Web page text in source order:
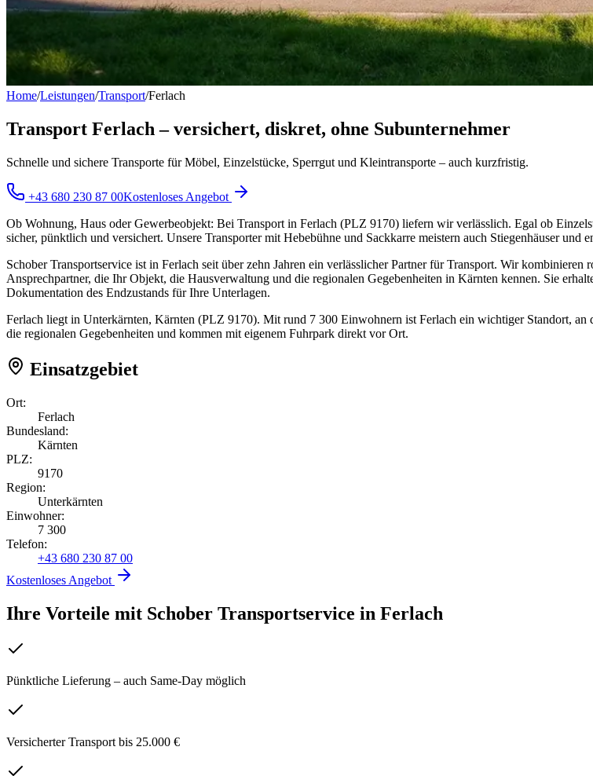
Home/Leistungen/Transport/Ferlach
Transport Ferlach – versichert, diskret, ohne Subunternehmer
Schnelle und sichere Transporte für Möbel, Einzelstücke, Sperrgut und Kleintransporte – auch kurzfristig.
+43 680 230 87 00Kostenloses Angebot
Ob Wohnung, Haus oder Gewerbeobjekt: Bei Transport in Ferlach (PLZ 9170) liefern wir verlässlich. Egal ob
sicher, pünktlich und versichert. Unsere Transporter mit Hebebühne und Sackkarre meistern auch Stiegenhäuser
Schober Transportservice ist in Ferlach seit über zehn Jahren ein verlässlicher Partner für Transport. Wir
Ansprechpartner, die Ihr Objekt, die Hausverwaltung und die regionalen Gegebenheiten in Kärnten kennen. Sie
Dokumentation des Endzustands für Ihre Unterlagen.
Ferlach liegt in Unterkärnten, Kärnten (PLZ 9170). Mit rund 7 300 Einwohnern ist Ferlach ein wichtiger Standort,
die regionalen Gegebenheiten und kommen mit eigenem Fuhrpark direkt vor Ort.
Einsatzgebiet
Ort:
Ferlach
Bundesland:
Kärnten
PLZ:
9170
Region:
Unterkärnten
Einwohner:
7 300
Telefon:
+43 680 230 87 00
Kostenloses Angebot
Ihre Vorteile mit Schober Transportservice in Ferlach
Pünktliche Lieferung – auch Same-Day möglich
Versicherter Transport bis 25.000 €